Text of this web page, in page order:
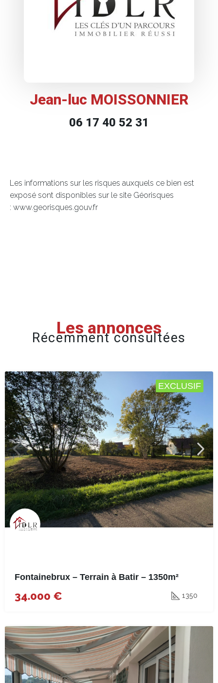
Jean-luc MOISSONNIER
06 17 40 52 31
Les informations sur les risques auxquels ce bien est
exposé sont disponibles sur le site Géorisques
: www.georisques.gouv.fr
Les annonces
Récemment consultées
EXCLUSIF
Fontainebrux – Terrain à Batir – 1350m²
34.000 € 1350